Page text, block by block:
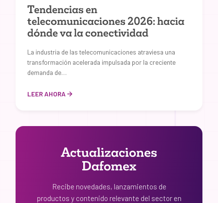
Tendencias en
telecomunicaciones 2026: hacia
dónde va la conectividad
La industria de las telecomunicaciones atraviesa una
transformación acelerada impulsada por la creciente
demanda de…
LEER AHORA
Actualizaciones
Dafomex
Recibe novedades, lanzamientos de
productos y contenido relevante del sector en